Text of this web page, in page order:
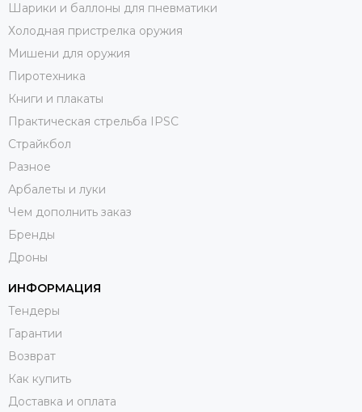
Шарики и баллоны для пневматики
Холодная пристрелка оружия
Мишени для оружия
Пиротехника
Книги и плакаты
Практическая стрельба IPSC
Страйкбол
Разное
Арбалеты и луки
Чем дополнить заказ
Бренды
Дроны
ИНФОРМАЦИЯ
Тендеры
Гарантии
Возврат
Как купить
Доставка и оплата